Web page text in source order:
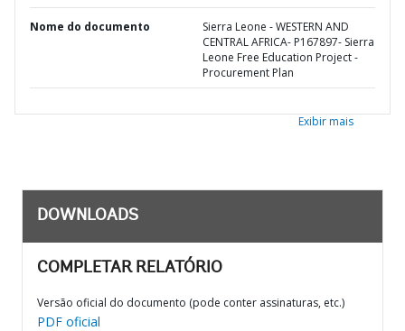
Nome do documento
Sierra Leone - WESTERN AND
CENTRAL AFRICA- P167897- Sierra
Leone Free Education Project -
Procurement Plan
Exibir mais
DOWNLOADS
COMPLETAR RELATÓRIO
Versão oficial do documento (pode conter assinaturas, etc.)
PDF oficial